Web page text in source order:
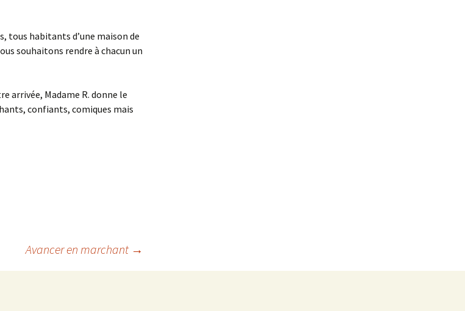
tous habitants d’une maison de
souhaitons rendre à chacun un
arrivée, Madame R. donne le
confiants, comiques mais
Avancer en marchant →